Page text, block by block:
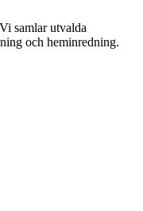
samlar utvalda
och heminredning.